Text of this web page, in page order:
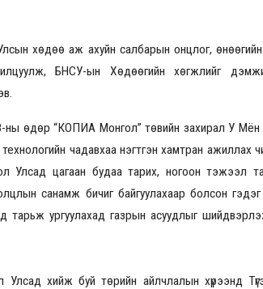
хөдөө аж ахуйн салбарын онцлог, өнөөгийн
БНСУ-ын Хөдөөгийн хөгжлийг
өдөр “КОПИА Монгол” төвийн захирал У Мён
чадавхаа нэгтгэн хамтран ажиллах
Улсад цагаан будаа тарих, ногоон тэжээл
санамж бичиг байгуулахаар болсон
тарьж ургуулахад газрын асуудлыг
хийж буй төрийн айлчлалын хүрээнд